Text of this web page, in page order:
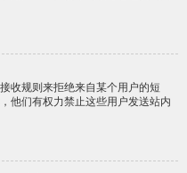
收规则来拒绝来自某个用户的短
他们有权力禁止这些用户发送站内